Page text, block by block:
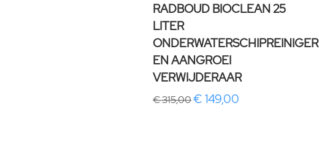
RADBOUD BIOCLEAN 25
LITER
ONDERWATERSCHIPREINIGER
EN AANGROEI
VERWIJDERAAR
€ 315,00€ 149,00